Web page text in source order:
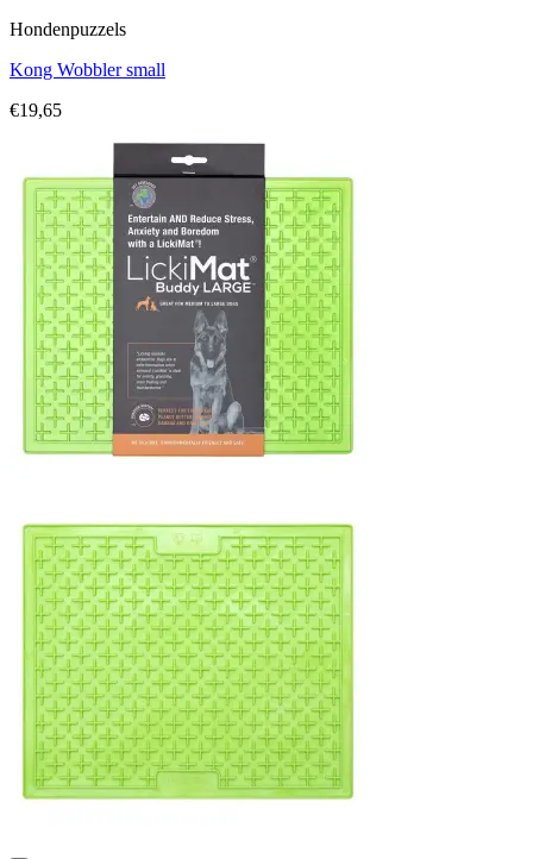
Hondenpuzzels
Kong Wobbler small
€19,65